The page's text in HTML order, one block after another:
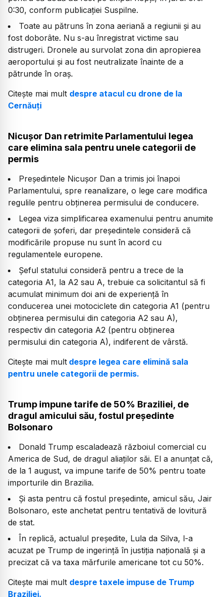
0:30, conform publicației Suspilne.
Toate au pătruns în zona aeriană a regiunii și au
fost doborâte. Nu s-au înregistrat victime sau
distrugeri. Dronele au survolat zona din apropierea
aeroportului și au fost neutralizate înainte de a
pătrunde în oraș.
Citește mai mult despre atacul cu drone de la
Cernăuți
Nicușor Dan retrimite Parlamentului legea
care elimina sala pentru unele categorii de
permis
Președintele Nicușor Dan a trimis joi înapoi
Parlamentului, spre reanalizare, o lege care modifica
regulile pentru obținerea permisului de conducere.
Legea viza simplificarea examenului pentru anumite
categorii de șoferi, dar președintele consideră că
modificările propuse nu sunt în acord cu
regulamentele europene.
Șeful statului consideră pentru a trece de la
categoria A1, la A2 sau A, trebuie ca solicitantul să fi
acumulat minimum doi ani de experiență în
conducerea unei motociclete din categoria A1 (pentru
obținerea permisului din categoria A2 sau A),
respectiv din categoria A2 (pentru obținerea
permisului din categoria A), indiferent de vârstă.
Citește mai mult despre legea care elimină sala
pentru unele categorii de permis.
Trump impune tarife de 50% Braziliei, de
dragul amicului său, fostul președinte
Bolsonaro
Donald Trump escaladează războiul comercial cu
America de Sud, de dragul aliaților săi. El a anunțat că,
de la 1 august, va impune tarife de 50% pentru toate
importurile din Brazilia.
Și asta pentru că fostul președinte, amicul său, Jair
Bolsonaro, este anchetat pentru tentativă de lovitură
de stat.
În replică, actualul președite, Lula da Silva, l-a
acuzat pe Trump de ingerință în justiția națională și a
precizat că va taxa mărfurile americane tot cu 50%.
Citește mai mult despre taxele impuse de Trump
Braziliei.